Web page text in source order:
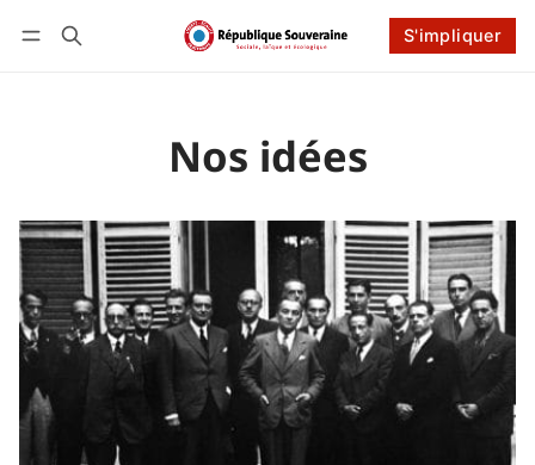
S'impliquer
Connexion S'impliquer
Nos idées